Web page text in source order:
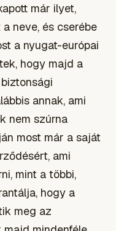
már ilyet,
neve, és cserébe
a nyugat-európai
hogy majd a
annak, ami
nem szúrna
most már a saját
ami
mint a többi,
hogy a
meg az